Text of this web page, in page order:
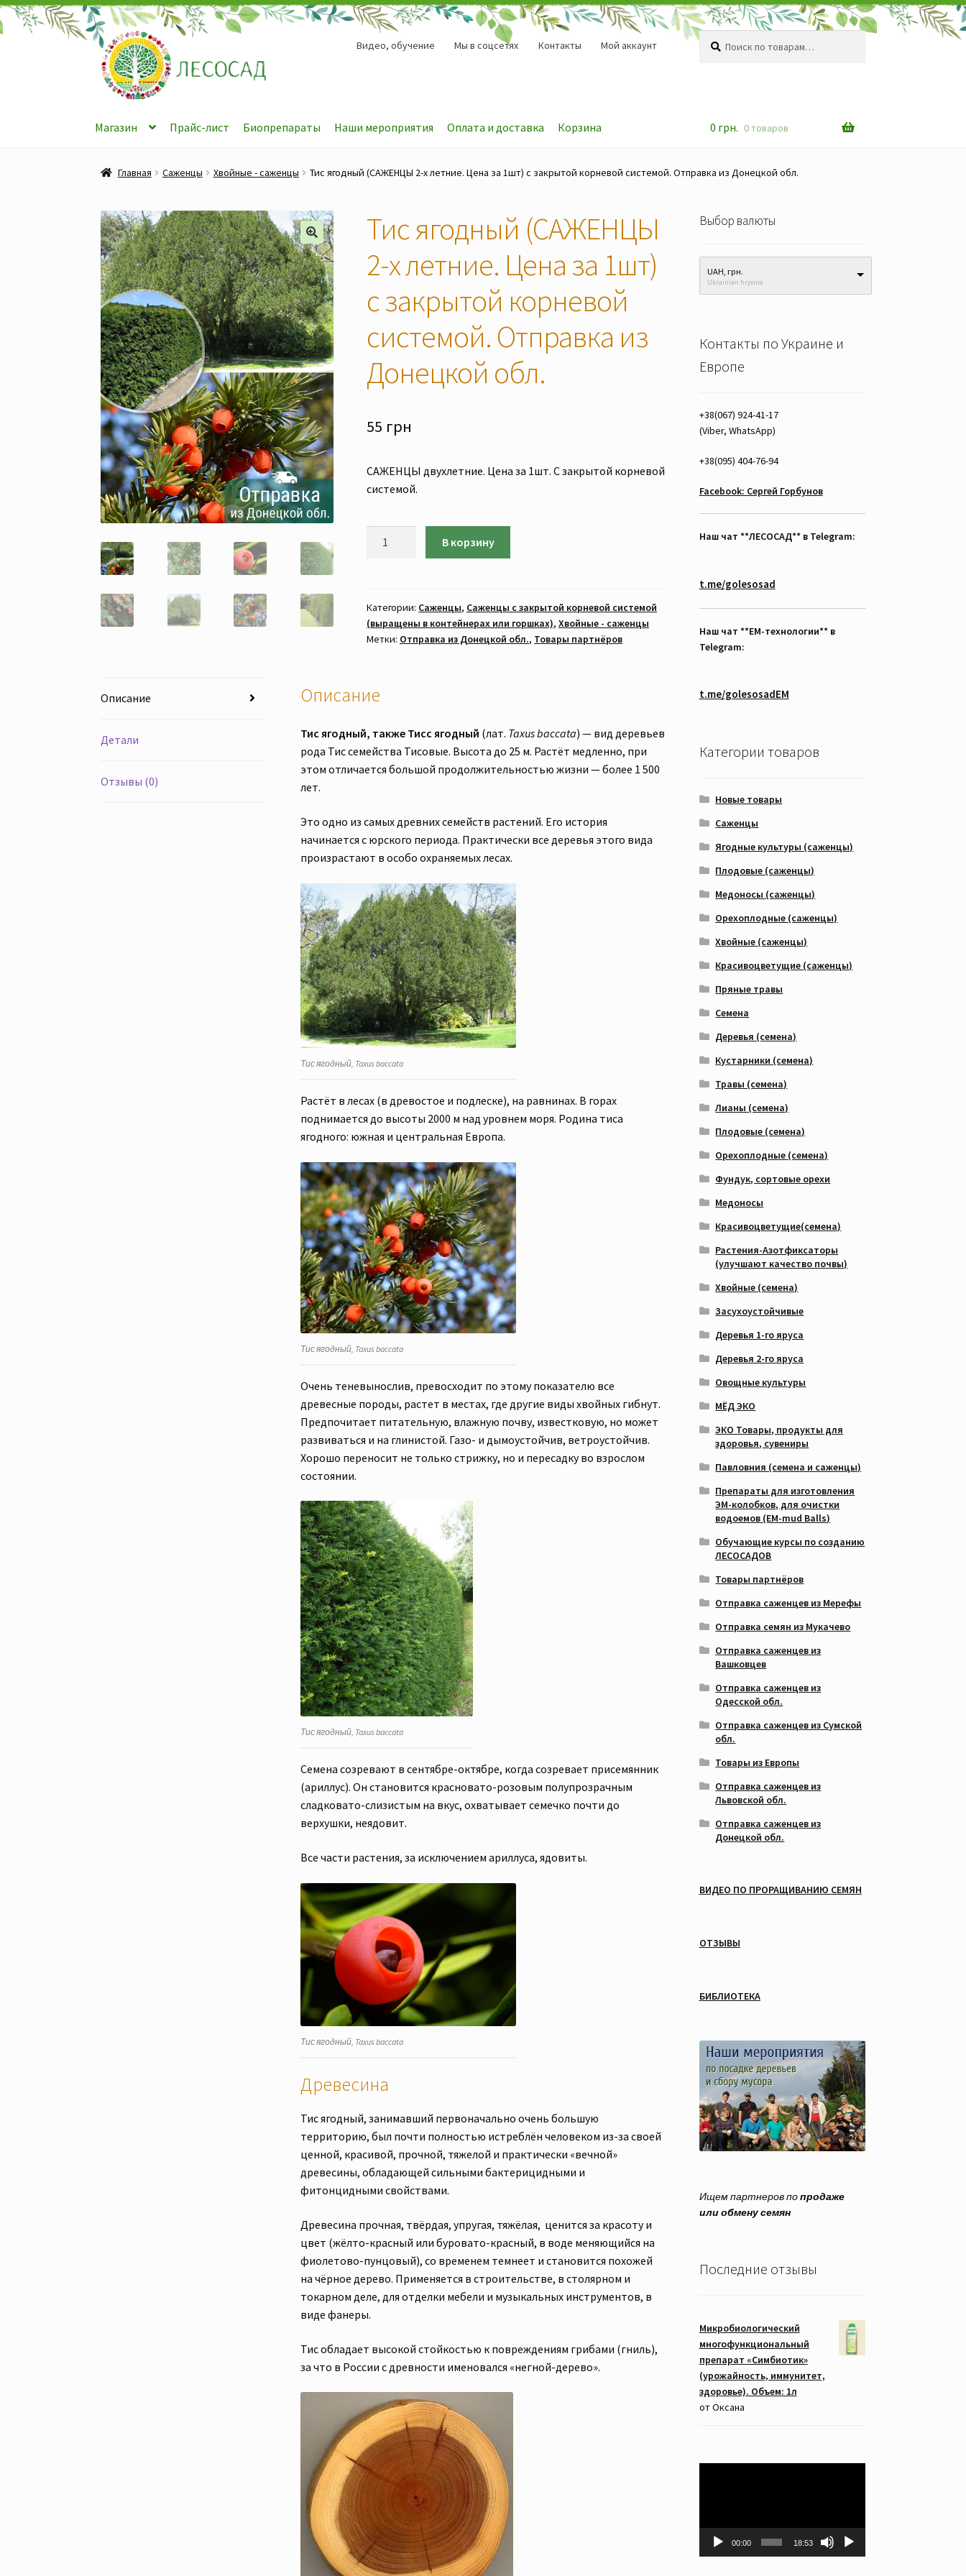
Перейти
к
навигации
Перейти
к
содержимому
Видео, обучение Мы в соцсетях Контакты Мой аккаунт
Искать:
Поиск
Магазин Прайс-лист Биопрепараты Наши мероприятия Оплата и доставка Корзина 0 грн. 0 товаров
Главная Саженцы Хвойные - саженцы Тис ягодный (САЖЕНЦЫ 2-х летние. Цена за 1шт) с закрытой корневой системой. Отправка из Донецкой обл.
Тис ягодный (САЖЕНЦЫ
2-х летние. Цена за 1шт)
с закрытой корневой
системой. Отправка из
Донецкой обл.
55 грн
САЖЕНЦЫ двухлетние. Цена за 1шт. С закрытой корневой
системой.
(САЖЕНЦЫ
2-
х
за
с
закрытой
корневой
из
Донецкой
обл.
В корзину
Категории: Саженцы, Саженцы с закрытой корневой системой
(выращены в контейнерах или горшках),Хвойные - саженцы
Метки: Отправка из Донецкой обл., Товары партнёров
Описание
Детали
Отзывы (0)
Описание
Тис ягодный, также Тисс ягодный (лат. Taxus baccata) — вид деревьев
рода Тис семейства Тисовые. Высота до 25 м. Растёт медленно, при
этом отличается большой продолжительностью жизни — более 1 500
лет.
Это одно из самых древних семейств растений. Его история
начинается с юрского периода. Практически все деревья этого вида
произрастают в особо охраняемых лесах.
Тис ягодный, Taxus baccata
Растёт в лесах (в древостое и подлеске), на равнинах. В горах
поднимается до высоты 2000 м над уровнем моря. Родина тиса
ягодного: южная и центральная Европа.
Тис ягодный, Taxus baccata
Очень теневынослив, превосходит по этому показателю все
древесные породы, растет в местах, где другие виды хвойных гибнут.
Предпочитает питательную, влажную почву, известковую, но может
развиваться и на глинистой. Газо- и дымоустойчив, ветроустойчив.
Хорошо переносит не только стрижку, но и пересадку во взрослом
состоянии.
Тис ягодный, Taxus baccata
Семена созревают в сентябре-октябре, когда созревает присемянник
(ариллус). Он становится красновато-розовым полупрозрачным
сладковато-слизистым на вкус, охватывает семечко почти до
верхушки, неядовит.
Все части растения, за исключением ариллуса, ядовиты.
Тис ягодный, Taxus baccata
Древесина
Тис ягодный, занимавший первоначально очень большую
территорию, был почти полностью истреблён человеком из-за своей
ценной, красивой, прочной, тяжелой и практически «вечной»
древесины, обладающей сильными бактерицидными и
фитонцидными свойствами.
Древесина прочная, твёрдая, упругая, тяжёлая, ценится за красоту и
цвет (жёлто-красный или буровато-красный, в воде меняющийся на
фиолетово-пунцовый), со временем темнеет и становится похожей
на чёрное дерево. Применяется в строительстве, в столярном и
токарном деле, для отделки мебели и музыкальных инструментов, в
виде фанеры.
Тис обладает высокой стойкостью к повреждениям грибами (гниль),
за что в России с древности именовался «негной-дерево».
Выбор валюты
UAH, грн.
Ukrainian hryvnia
Контакты по Украине и
Европе
+38(067) 924-41-17
(Viber, WhatsApp)
+38(095) 404-76-94
Facebook: Сергей Горбунов
Наш чат **ЛЕСОСАД** в Telegram:
t.me/golesosad
Наш чат **EM-технологии** в
Telegram:
t.me/golesosadEM
Категории товаров
Новые товары
Саженцы
Ягодные культуры (саженцы)
Плодовые (саженцы)
Медоносы (саженцы)
Орехоплодные (саженцы)
Хвойные (саженцы)
Красивоцветущие (саженцы)
Пряные травы
Семена
Деревья (семена)
Кустарники (семена)
Травы (семена)
Лианы (семена)
Плодовые (семена)
Орехоплодные (семена)
Фундук, сортовые орехи
Медоносы
Красивоцветущие(семена)
Растения-Азотфиксаторы
(улучшают качество почвы)
Хвойные (семена)
Засухоустойчивые
Деревья 1-го яруса
Деревья 2-го яруса
Овощные культуры
МЁД ЭКО
ЭКО Товары, продукты для
здоровья, сувениры
Павловния (семена и саженцы)
Препараты для изготовления
ЭМ-колобков, для очистки
водоемов (EM-mud Balls)
Обучающие курсы по созданию
ЛЕСОСАДОВ
Товары партнёров
Отправка саженцев из Мерефы
Отправка семян из Мукачево
Отправка саженцев из
Вашковцев
Отправка саженцев из
Одесской обл.
Отправка саженцев из Сумской
обл.
Товары из Европы
Отправка саженцев из
Львовской обл.
Отправка саженцев из
Донецкой обл.
ВИДЕО ПО ПРОРАЩИВАНИЮ СЕМЯН
ОТЗЫВЫ
БИБЛИОТЕКА
Ищем партнеров попродаже
или обмену семян
Последние отзывы
Микробиологический
многофункциональный
препарат «Симбиотик»
(урожайность, иммунитет,
здоровье). Объем: 1л
от Оксана
00:00 18:53